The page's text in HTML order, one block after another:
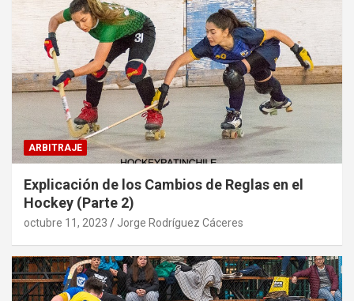
ARBITRAJE
Explicación de los Cambios de Reglas en el
Hockey (Parte 2)
octubre 11, 2023 Jorge Rodríguez Cáceres